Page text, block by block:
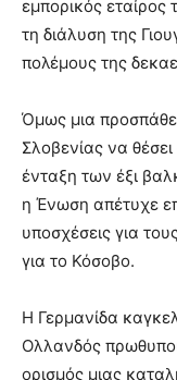
εμπορικός
τη διάλυση της
πολέμους της
Όμως μια
Σλοβενίας να
ένταξη των έξι
η Ένωση απέτυχε
υποσχέσεις για
για το Κόσοβο.
Η Γερμανίδα
Ολλανδός
ορισμός μιας